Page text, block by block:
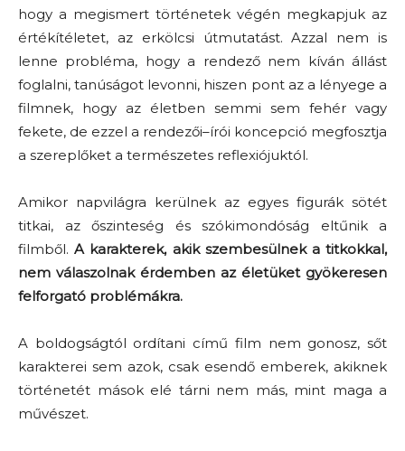
hogy a megismert történetek végén megkapjuk az
értékítéletet, az erkölcsi útmutatást. Azzal nem is
lenne probléma, hogy a rendező nem kíván állást
foglalni, tanúságot levonni, hiszen pont az a lényege a
filmnek, hogy az életben semmi sem fehér vagy
fekete, de ezzel a rendezői–írói koncepció megfosztja
a szereplőket a természetes reflexiójuktól.
Amikor napvilágra kerülnek az egyes figurák sötét
titkai, az őszinteség és szókimondóság eltűnik a
filmből.A karakterek, akik szembesülnek a titkokkal,
nem válaszolnak érdemben az életüket gyökeresen
felforgató problémákra.
A boldogságtól ordítani című film nem gonosz, sőt
karakterei sem azok, csak esendő emberek, akiknek
történetét mások elé tárni nem más, mint maga a
művészet.